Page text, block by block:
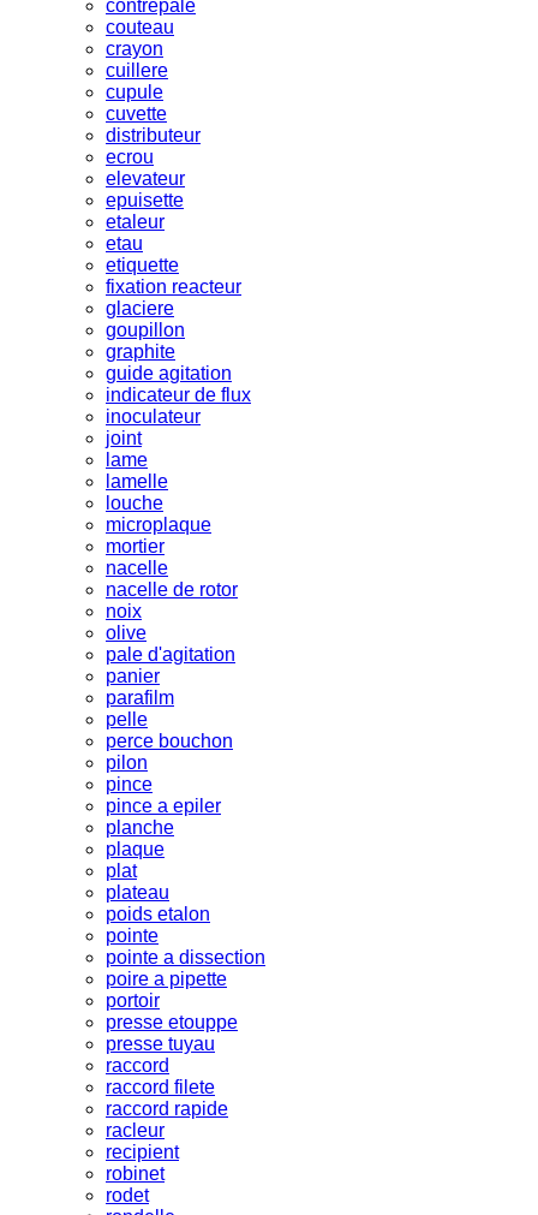
contrepale
couteau
crayon
cuillere
cupule
cuvette
distributeur
ecrou
elevateur
epuisette
etaleur
etau
etiquette
fixation reacteur
glaciere
goupillon
graphite
guide agitation
indicateur de flux
inoculateur
joint
lame
lamelle
louche
microplaque
mortier
nacelle
nacelle de rotor
noix
olive
pale d'agitation
panier
parafilm
pelle
perce bouchon
pilon
pince
pince a epiler
planche
plaque
plat
plateau
poids etalon
pointe
pointe a dissection
poire a pipette
portoir
presse etouppe
presse tuyau
raccord
raccord filete
raccord rapide
racleur
recipient
robinet
rodet